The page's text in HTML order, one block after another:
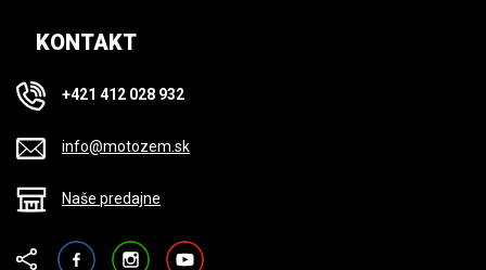
KONTAKT
+421 412 028 932
info@motozem.sk
Naše predajne
FacebookInstagramYouTube